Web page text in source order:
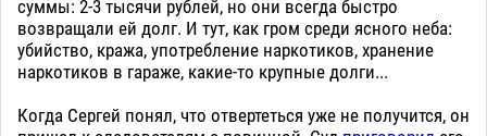
суммы: 2-3 тысячи рублей, но они всегда быстро
возвращали ей долг. И тут, как гром среди ясного неба:
убийство, кража, употребление наркотиков, хранение
наркотиков в гараже, какие-то крупные долги...
Когда Сергей понял, что отвертеться уже не получится, он